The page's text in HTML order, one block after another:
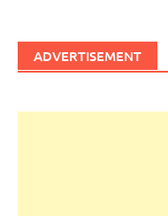
ADVERTISEMENT